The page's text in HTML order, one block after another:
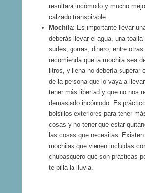
resultará incómodo y mucho
calzado transpirable.
Mochila: Es importante llevar
deberás llevar el agua, una toalla
sudes, gorras, dinero, entre
recomienda que la mochila sea
litros, y llena no debería superar
de la persona que lo vaya a
tener más libertad y que no nos
demasiado incómodo. Es
bolsillos exteriores para tener
cosas y no tener que estar
las cosas que necesitas. Existen
mochilas que vienen incluidas
chubasquero que son prácticas
te pilla la lluvia.